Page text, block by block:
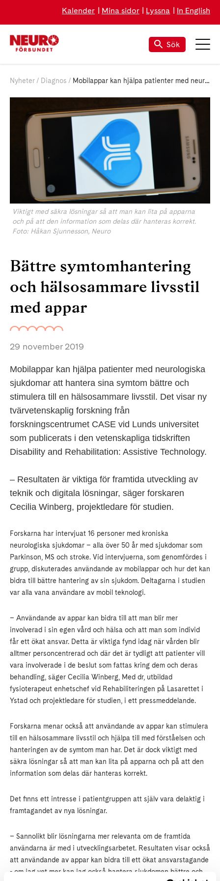
Kalender Mina sidor Lyssna In English
Sök
Nyheter Diagnos Mobilappar kan hjälpa patienter med neurologiska sjukdomar
Viktigt med säkra lösningar så att man kan lita på apparna
och på att den information som delas där hanteras korrekt.
Foto: Håkan Sjunnesson, Neuro
Bättre symtomhantering
och hälsosammare livsstil
med appar
29 november 2019
Mobilappar kan hjälpa patienter med neurologiska
sjukdomar att hantera sina symtom bättre och
stimulera till en hälsosammare livsstil. Det visar ny
tvärvetenskaplig forskning från
forskningscentrumet CASE vid Lunds universitet
som publicerats i den vetenskapliga tidskriften
Disability and Rehabilitation: Assistive Technology.
– Resultaten är viktiga för framtida utveckling av
teknik och digitala lösningar, säger forskaren
Cecilia Winberg, projektledare för studien.
Forskarna har intervjuat 16 personer med kroniska
neurologiska sjukdomar – alla över 50 år med sjukdomar som
Parkinson, MS och stroke. Vid intervjuerna, som genomfördes i
grupp, diskuterades användande av mobilappar och hur det kan
bidra till bättre hantering av sin sjukdom. Deltagarna i studien
var alla vana användare av mobil teknologi.
– Användande av appar kan bidra till att man blir mer
involverad i sin egen vård och hälsa och att man som individ
får ett ökat ansvar. Detta är viktiga fynd idag när vården blir
alltmer personcentrerad och där det är tydligt att patienter vill
vara involverade i de beslut som fattas kring dem och deras
behandling, säger Cecilia Winberg, Med dr, utbildad
fysioterapeut enhetschef vid Rehabiliteringen på Lasarettet i
Ystad och projektledare för studien, i ett pressmeddelande.
Forskarna menar också att användande av appar kan stimulera
till en hälsosammare livsstil och hjälpa till med förståelsen och
hanteringen av de symtom man har. Det är dock viktigt med
säkra lösningar så att man kan lita på apparna och på att den
information som delas där hanteras korrekt.
Det finns ett intresse i patientgruppen att själv vara delaktig i
framtagandet av nya lösningar.
– Sannolikt blir lösningarna mer relevanta om de framtida
användarna är med i utvecklingsarbetet. Resultaten visar också
att användande av appar kan bidra till ett ökat ansvarstagande
- om jag vet mer kan jag också hantera sjukdomen bättre och